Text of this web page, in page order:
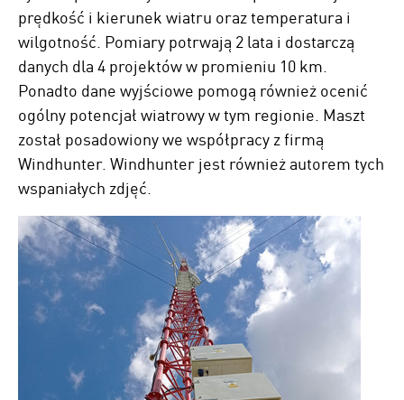
prędkość i kierunek wiatru oraz temperatura i
wilgotność. Pomiary potrwają 2 lata i dostarczą
danych dla 4 projektów w promieniu 10 km.
Ponadto dane wyjściowe pomogą również ocenić
ogólny potencjał wiatrowy w tym regionie. Maszt
został posadowiony we współpracy z firmą
Windhunter. Windhunter jest również autorem tych
wspaniałych zdjęć.